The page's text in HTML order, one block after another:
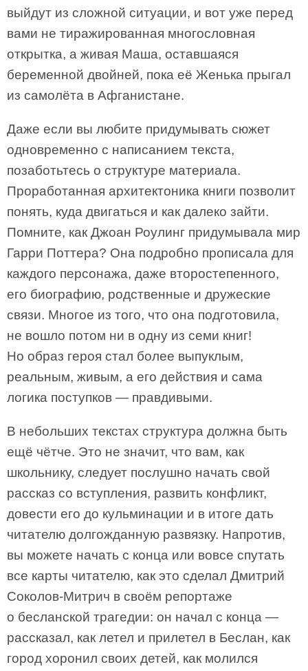
выйдут из сложной ситуации, и вот уже перед
вами не тиражированная многословная
открытка, а живая Маша, оставшаяся
беременной двойней, пока её Женька прыгал
из самолёта в Афганистане.
Даже если вы любите придумывать сюжет
одновременно с написанием текста,
позаботьтесь о структуре материала.
Проработанная архитектоника книги позволит
понять, куда двигаться и как далеко зайти.
Помните, как Джоан Роулинг придумывала мир
Гарри Поттера? Она подробно прописала для
каждого персонажа, даже второстепенного,
его биографию, родственные и дружеские
связи. Многое из того, что она подготовила,
не вошло потом ни в одну из семи книг!
Но образ героя стал более выпуклым,
реальным, живым, а его действия и сама
логика поступков — правдивыми.
В небольших текстах структура должна быть
ещё чётче. Это не значит, что вам, как
школьнику, следует послушно начать свой
рассказ со вступления, развить конфликт,
довести его до кульминации и в итоге дать
читателю долгожданную развязку. Напротив,
вы можете начать с конца или вовсе спутать
все карты читателю, как это сделал Дмитрий
Соколов-Митрич в своём репортаже
о бесланской трагедии: он начал с конца —
рассказал, как летел и прилетел в Беслан, как
город хоронил своих детей, как молился